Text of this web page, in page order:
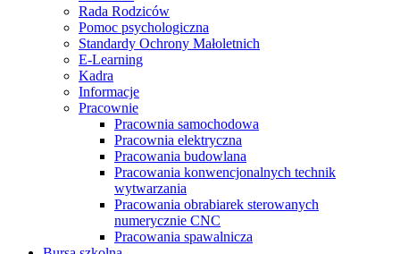
Rada Rodziców
Pomoc psychologiczna
Standardy Ochrony Małoletnich
E-Learning
Kadra
Informacje
Pracownie
Pracownia samochodowa
Pracownia elektryczna
Pracowania budowlana
Pracowania konwencjonalnych technik
wytwarzania
Pracowania obrabiarek sterowanych
numerycznie CNC
Pracowania spawalnicza